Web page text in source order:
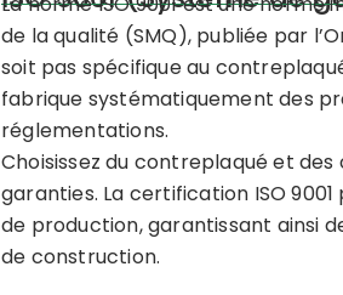
de la qualité (SMQ), publiée par
soit pas spécifique au
fabrique systématiquement des
réglementations.
Choisissez du contreplaqué et
garanties. La certification ISO
de production, garantissant ainsi
de construction.